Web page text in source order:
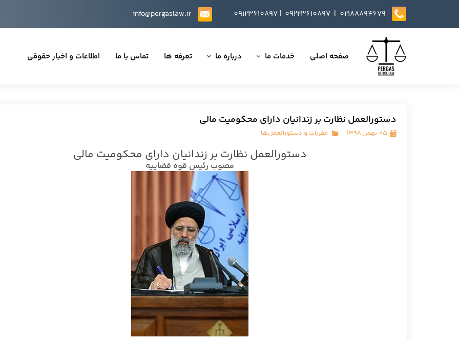
صفحه اصلی خدمات ما
مذاکره، تنظیم و بازبینی قراردادها
ارائه خدمات مشاوره حقوقی
انجام کلیه مسائل ثبتی
درباره ما تعرفه ها تماس با ما اطلاعات و اخبار حقوقی
09123610897| 09223610897​​​​​​​ | 02188894679
info@pergaslaw.ir
دستورالعمل نظارت بر زندانیان دارای محکومیت مالی
۰۵ بهمن ۱۳۹۸ مقررات و دستورالعمل‌ها
دستورالعمل نظارت بر زندانیان دارای محکومیت مالی
مصوب رئیس قوه قضاییه